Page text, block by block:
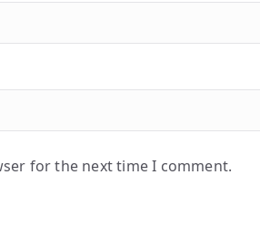
for the next time I comment.